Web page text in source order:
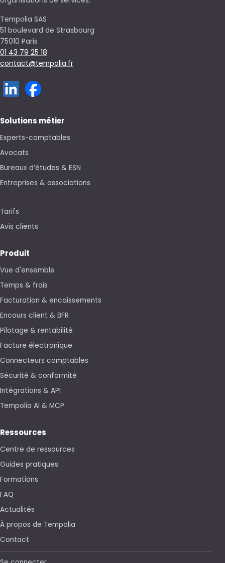
Tempolia SAS
51 boulevard de Strasbourg
75010 Paris
01 43 79 25 18
contact@tempolia.fr
Experts-comptables
Avocats
Bureaux d’études & ESN
Entreprises & associations
Tarifs
Avis clients
Vue d'ensemble
Temps & frais
Facturation & encaissements
Encours client & BFR
Pilotage & rentabilité
Facture électronique
Connecteurs comptables
Sécurité & conformité
Intégrations & API
Tempolia AI & MCP
Centre de ressources
Guides pratiques
Formations
FAQ
Actualités
À propos de Tempolia
Contact
Se connecter